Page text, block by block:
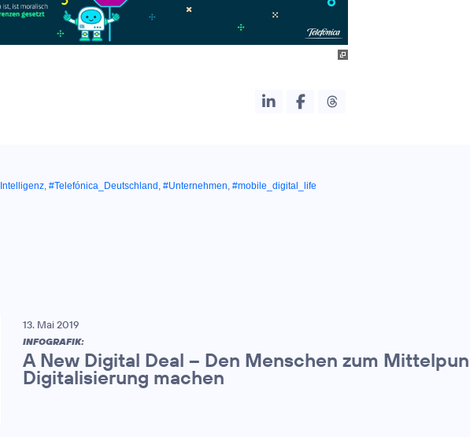
, #Telefónica_Deutschland, #Unternehmen, #mobile_digital_life
13. Mai 2019
INFOGRAFIK:
A New Digital Deal – Den Menschen zum
Digitalisierung machen